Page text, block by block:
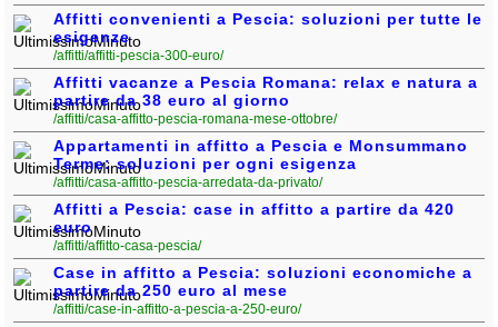
Affitti convenienti a Pescia: soluzioni per tutte le
esigenze
/affitti/affitti-pescia-300-euro/
Affitti vacanze a Pescia Romana: relax e natura a
partire da 38 euro al giorno
/affitti/casa-affitto-pescia-romana-mese-ottobre/
Appartamenti in affitto a Pescia e Monsummano
Terme: soluzioni per ogni esigenza
/affitti/casa-affitto-pescia-arredata-da-privato/
Affitti a Pescia: case in affitto a partire da 420
euro
/affitti/affitto-casa-pescia/
Case in affitto a Pescia: soluzioni economiche a
partire da 250 euro al mese
/affitti/case-in-affitto-a-pescia-a-250-euro/